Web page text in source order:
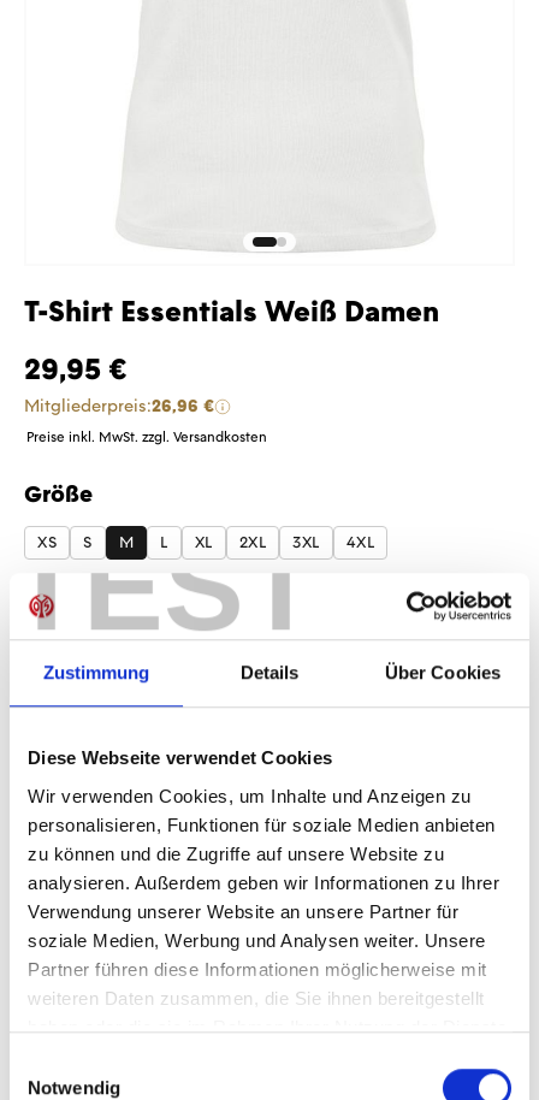
TEST
Zustimmung Details Über Cookies
Diese Webseite verwendet Cookies
Wir verwenden Cookies, um Inhalte und Anzeigen zu
personalisieren, Funktionen für soziale Medien anbieten
zu können und die Zugriffe auf unsere Website zu
analysieren. Außerdem geben wir Informationen zu Ihrer
Verwendung unserer Website an unsere Partner für
soziale Medien, Werbung und Analysen weiter. Unsere
Partner führen diese Informationen möglicherweise mit
weiteren Daten zusammen, die Sie ihnen bereitgestellt
haben oder die sie im Rahmen Ihrer Nutzung der Dienste
Notwendig
T-Shirt Essentials Weiß Damen
29,95 €
Mitgliederpreis:26,96 €
Preise inkl. MwSt. zzgl. Versandkosten
Größe
auswählen
XS S M L XL 2XL 3XL 4XL
Produkt Anzahl: Gib den gewünschten
Anzahl
IN DEN WARENKORB
Produktdetails
ÄHNLICHE PRODUKTE